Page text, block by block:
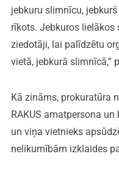
jebkuru slimnīcu,
rīkots. Jebkuros
ziedotāji, lai palīdzētu
vietā, jebkurā slimnīcā,”
Kā zināms, prokuratūra
RAKUS amatpersona
un viņa vietnieks
nelikumībām izklaides